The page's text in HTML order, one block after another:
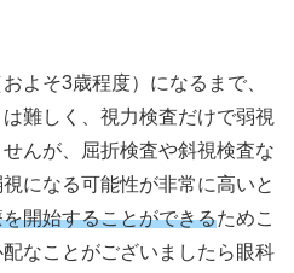
よそ3歳程度）になるまで、
難しく、視力検査だけで弱視
んが、屈折検査や斜視検査な
になる可能性が非常に高いと
開始することができるためこ
なことがございましたら眼科